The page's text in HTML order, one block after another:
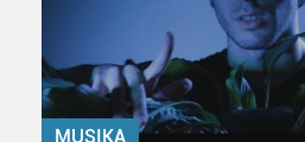
MUSIKA